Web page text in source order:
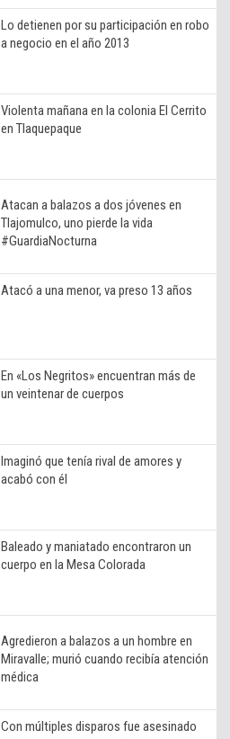
Lo detienen por su participación en robo
a negocio en el año 2013
Violenta mañana en la colonia El Cerrito
en Tlaquepaque
Atacan a balazos a dos jóvenes en
Tlajomulco, uno pierde la vida
#GuardiaNocturna
Atacó a una menor, va preso 13 años
En «Los Negritos» encuentran más de
un veintenar de cuerpos
Imaginó que tenía rival de amores y
acabó con él
Baleado y maniatado encontraron un
cuerpo en la Mesa Colorada
Agredieron a balazos a un hombre en
Miravalle; murió cuando recibía atención
médica
Con múltiples disparos fue asesinado